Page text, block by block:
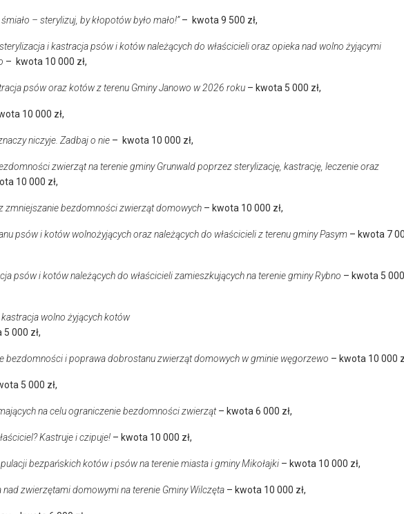
– sterylizuj, by kłopotów było mało!”– kwota 9 500 zł,
i kastracja psów i kotów należących do właścicieli oraz opieka nad wolno żyjącymi
– kwota 10 000 zł,
psów oraz kotów z terenu Gminy Janowo w 2026 roku – kwota 5 000 zł,
10 000 zł,
niczyje. Zadbaj o nie – kwota 10 000 zł,
zwierząt na terenie gminy Grunwald poprzez sterylizację, kastrację, leczenie oraz
10 000 zł,
zmniejszanie bezdomności zwierząt domowych – kwota 10 000 zł,
psów i kotów wolnożyjących oraz należących do właścicieli z terenu gminy Pasym – kwota 7
psów i kotów należących do właścicieli zamieszkujących na terenie gminy Rybno – kwota 5 000
wolno żyjących kotów
000 zł,
bezdomności i poprawa dobrostanu zwierząt domowych w gminie węgorzewo – kwota 10 000
5 000 zł,
na celu ograniczenie bezdomności zwierząt– kwota 6 000 zł,
Kastruje i czipuje! – kwota 10 000 zł,
bezpańskich kotów i psów na terenie miasta i gminy Mikołajki – kwota 10 000 zł,
nad zwierzętami domowymi na terenie Gminy Wilczęta – kwota 10 000 zł,